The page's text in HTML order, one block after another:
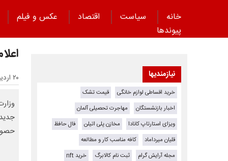
خانه سیاست اقتصاد عکس و فیلم
پیوند‌ها
۲۰ اردیبهشت ۱۴۰۵ - ۱۵:۲۸
حصول
نیازمندیها
خرید اقساطی لوازم خانگی
قیمت تشک
اخبار بازنشستگان
مهاجرت تحصیلی آلمان
ویزای استارتاپ کانادا
مخازن پلی اتیلن
فال حافظ
قلیان میرداماد
کافه مناسب کار و مطالعه
مجله آرایش گرام
ثبت نام کالابرگ
خرید nft